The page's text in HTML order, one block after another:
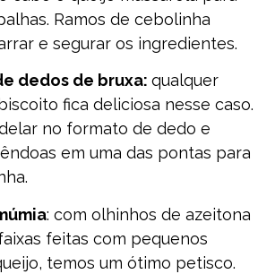
Ramos de cebolinha
e segurar os ingredientes.
dedos de bruxa: qualquer
fica deliciosa nesse caso.
no formato de dedo e
em uma das pontas para
: com olhinhos de azeitona
feitas com pequenos
temos um ótimo petisco.